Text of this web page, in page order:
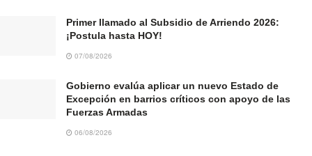
Primer llamado al Subsidio de Arriendo 2026:
¡Postula hasta HOY!
07/08/2026
Gobierno evalúa aplicar un nuevo Estado de
Excepción en barrios críticos con apoyo de las
Fuerzas Armadas
06/08/2026